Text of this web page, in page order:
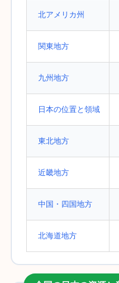
北アメリカ州
関東地方
九州地方
日本の位置と領域
東北地方
近畿地方
中国・四国地方
北海道地方